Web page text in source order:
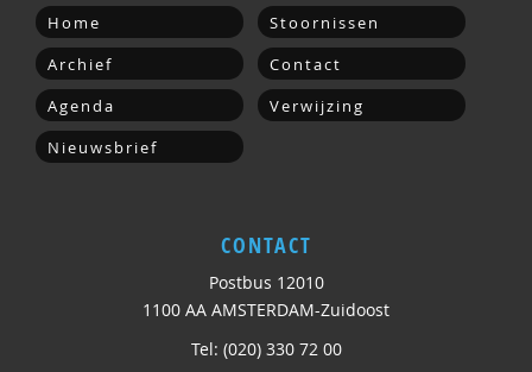
Home
Stoornissen
Archief
Contact
Agenda
Verwijzing
Nieuwsbrief
CONTACT
Postbus 12010
1100 AA AMSTERDAM-Zuidoost
Tel: (020) 330 72 00